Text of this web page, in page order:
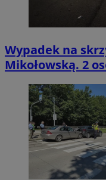
Wypadek na
Mikołowską. 2